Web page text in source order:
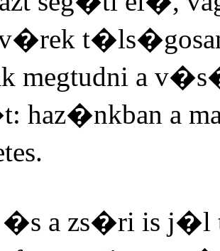
megtudni a
haz�nkban a
a zs�ri is j�l